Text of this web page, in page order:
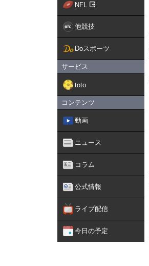
NFL
他競技
Doスポーツ
サービス
toto
コンテンツ
動画
ニュース
コラム
公式情報
ライブ配信
今日の予定